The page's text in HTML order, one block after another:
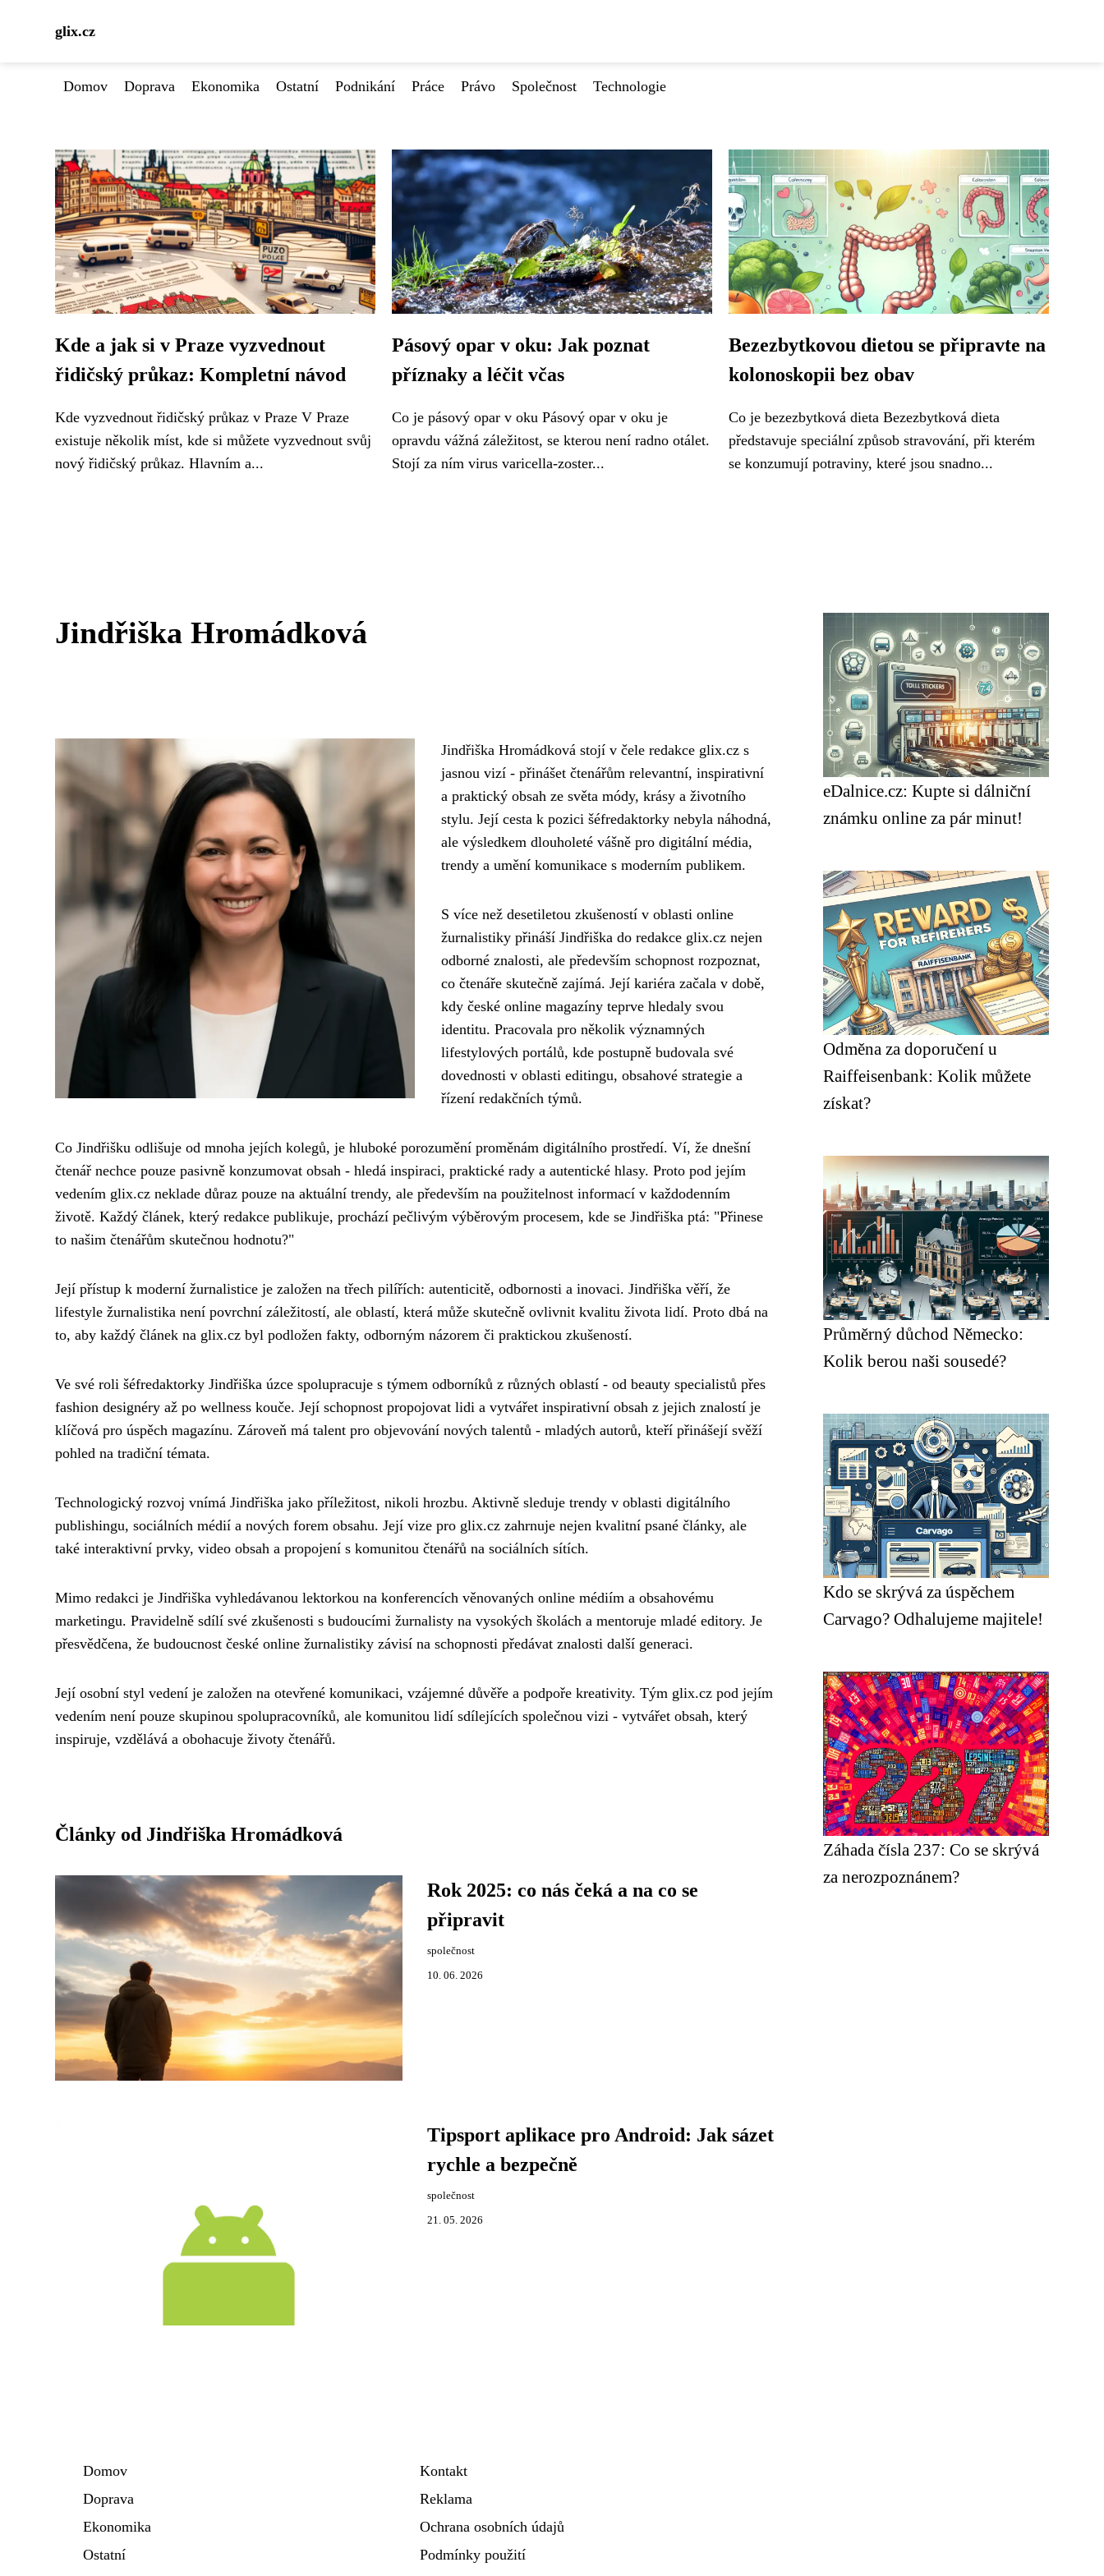
glix.cz
Domov Doprava Ekonomika Ostatní Podnikání Práce Právo Společnost Technologie
Kde a jak si v Praze vyzvednout
řidičský průkaz: Kompletní návod
Kde vyzvednout řidičský průkaz v Praze V Praze
existuje několik míst, kde si můžete vyzvednout svůj
nový řidičský průkaz. Hlavním a...
Pásový opar v oku: Jak poznat
příznaky a léčit včas
Co je pásový opar v oku Pásový opar v oku je
opravdu vážná záležitost, se kterou není radno otálet.
Stojí za ním virus varicella-zoster...
Bezezbytkovou dietou se připravte na
kolonoskopii bez obav
Co je bezezbytková dieta Bezezbytková dieta
představuje speciální způsob stravování, při kterém
se konzumují potraviny, které jsou snadno...
Jindřiška Hromádková
Jindřiška Hromádková stojí v čele redakce glix.cz s
jasnou vizí - přinášet čtenářům relevantní, inspirativní
a praktický obsah ze světa módy, krásy a životního
stylu. Její cesta k pozici šéfredaktorky nebyla náhodná,
ale výsledkem dlouholeté vášně pro digitální média,
trendy a umění komunikace s moderním publikem.
S více než desetiletou zkušeností v oblasti online
žurnalistiky přináší Jindřiška do redakce glix.cz nejen
odborné znalosti, ale především schopnost rozpoznat,
co čtenáře skutečně zajímá. Její kariéra začala v době,
kdy české online magazíny teprve hledaly svou
identitu. Pracovala pro několik významných
lifestylových portálů, kde postupně budovala své
dovednosti v oblasti editingu, obsahové strategie a
řízení redakčních týmů.
Co Jindřišku odlišuje od mnoha jejích kolegů, je hluboké porozumění proměnám digitálního prostředí. Ví, že dnešní
čtenář nechce pouze pasivně konzumovat obsah - hledá inspiraci, praktické rady a autentické hlasy. Proto pod jejím
vedením glix.cz neklade důraz pouze na aktuální trendy, ale především na použitelnost informací v každodenním
životě. Každý článek, který redakce publikuje, prochází pečlivým výběrovým procesem, kde se Jindřiška ptá: "Přinese
to našim čtenářům skutečnou hodnotu?"
Její přístup k moderní žurnalistice je založen na třech pilířích: autenticitě, odbornosti a inovaci. Jindřiška věří, že
lifestyle žurnalistika není povrchní záležitostí, ale oblastí, která může skutečně ovlivnit kvalitu života lidí. Proto dbá na
to, aby každý článek na glix.cz byl podložen fakty, odborným názorem či praktickou zkušeností.
Ve své roli šéfredaktorky Jindřiška úzce spolupracuje s týmem odborníků z různých oblastí - od beauty specialistů přes
fashion designéry až po wellness kouče. Její schopnost propojovat lidi a vytvářet inspirativní obsah z jejich znalostí je
klíčová pro úspěch magazínu. Zároveň má talent pro objevování nových talentů - mladých autorů, kteří přinášejí svěží
pohled na tradiční témata.
Technologický rozvoj vnímá Jindřiška jako příležitost, nikoli hrozbu. Aktivně sleduje trendy v oblasti digitálního
publishingu, sociálních médií a nových forem obsahu. Její vize pro glix.cz zahrnuje nejen kvalitní psané články, ale
také interaktivní prvky, video obsah a propojení s komunitou čtenářů na sociálních sítích.
Mimo redakci je Jindřiška vyhledávanou lektorkou na konferencích věnovaných online médiím a obsahovému
marketingu. Pravidelně sdílí své zkušenosti s budoucími žurnalisty na vysokých školách a mentoruje mladé editory. Je
přesvědčena, že budoucnost české online žurnalistiky závisí na schopnosti předávat znalosti další generaci.
Její osobní styl vedení je založen na otevřené komunikaci, vzájemné důvěře a podpoře kreativity. Tým glix.cz pod jejím
vedením není pouze skupinou spolupracovníků, ale komunitou lidí sdílejících společnou vizi - vytvářet obsah, který
inspiruje, vzdělává a obohacuje životy čtenářů.
Články od Jindřiška Hromádková
Rok 2025: co nás čeká a na co se
připravit
společnost
10. 06. 2026
Tipsport aplikace pro Android: Jak sázet
rychle a bezpečně
společnost
21. 05. 2026
eDalnice.cz: Kupte si dálniční
známku online za pár minut!
Odměna za doporučení u
Raiffeisenbank: Kolik můžete
získat?
Průměrný důchod Německo:
Kolik berou naši sousedé?
Kdo se skrývá za úspěchem
Carvago? Odhalujeme majitele!
Záhada čísla 237: Co se skrývá
za nerozpoznánem?
Domov
Doprava
Ekonomika
Ostatní
Kontakt
Reklama
Ochrana osobních údajů
Podmínky použití